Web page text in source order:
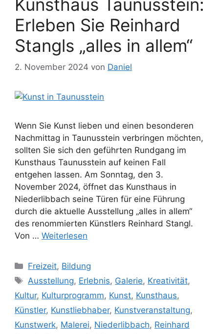
Kunsthaus Taunusstein:
Erleben Sie Reinhard
Stangls „alles in allem“
2. November 2024 von Daniel
Wenn Sie Kunst lieben und einen besonderen
Nachmittag in Taunusstein verbringen möchten,
sollten Sie sich den geführten Rundgang im
Kunsthaus Taunusstein auf keinen Fall
entgehen lassen. Am Sonntag, den 3.
November 2024, öffnet das Kunsthaus in
Niederlibbach seine Türen für eine Führung
durch die aktuelle Ausstellung „alles in allem“
des renommierten Künstlers Reinhard Stangl.
Von … Weiterlesen
Kategorien
Freizeit, Bildung
Schlagwörter
Ausstellung, Erlebnis, Galerie, Kreativität,
Kultur, Kulturprogramm, Kunst, Kunsthaus,
Künstler, Kunstliebhaber, Kunstveranstaltung,
Kunstwerk, Malerei, Niederlibbach, Reinhard